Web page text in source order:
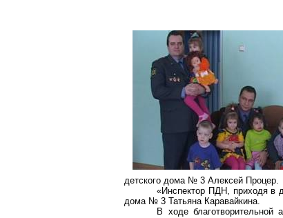
детского дома № 3 Алексей Процер.
«Инспектор ПДН, приходя в
дома № 3 Татьяна Каравайкина.
В ходе